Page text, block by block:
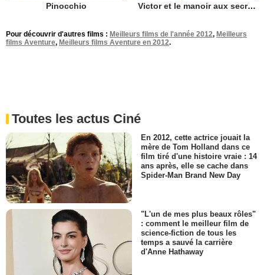
Pinocchio Victor et le manoir aux secrets
Pour découvrir d'autres films : Meilleurs films de l'année 2012, Meilleurs
films Aventure, Meilleurs films Aventure en 2012.
Toutes les actus Ciné
En 2012, cette actrice jouait la
mère de Tom Holland dans ce
film tiré d'une histoire vraie : 14
ans après, elle se cache dans
Spider-Man Brand New Day
"L'un de mes plus beaux rôles"
: comment le meilleur film de
science-fiction de tous les
temps a sauvé la carrière
d'Anne Hathaway